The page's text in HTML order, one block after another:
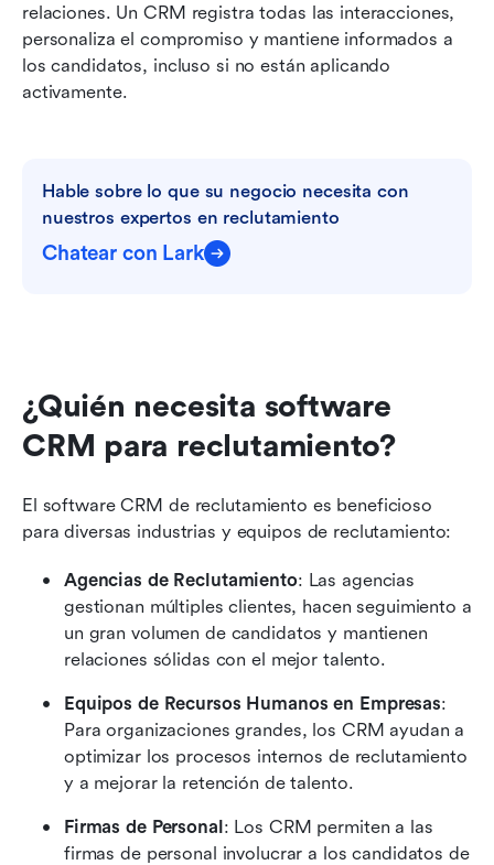
relaciones. Un CRM registra todas las interacciones,
personaliza el compromiso y mantiene informados a
los candidatos, incluso si no están aplicando
activamente.
Hable sobre lo que su negocio necesita con
nuestros expertos en reclutamiento
Chatear con Lark
¿Quién necesita software
CRM para reclutamiento?
El software CRM de reclutamiento es beneficioso
para diversas industrias y equipos de reclutamiento:
Agencias de Reclutamiento: Las agencias
gestionan múltiples clientes, hacen seguimiento a
un gran volumen de candidatos y mantienen
relaciones sólidas con el mejor talento.
Equipos de Recursos Humanos en Empresas:
Para organizaciones grandes, los CRM ayudan a
optimizar los procesos internos de reclutamiento
y a mejorar la retención de talento.
Firmas de Personal: Los CRM permiten a las
firmas de personal involucrar a los candidatos de